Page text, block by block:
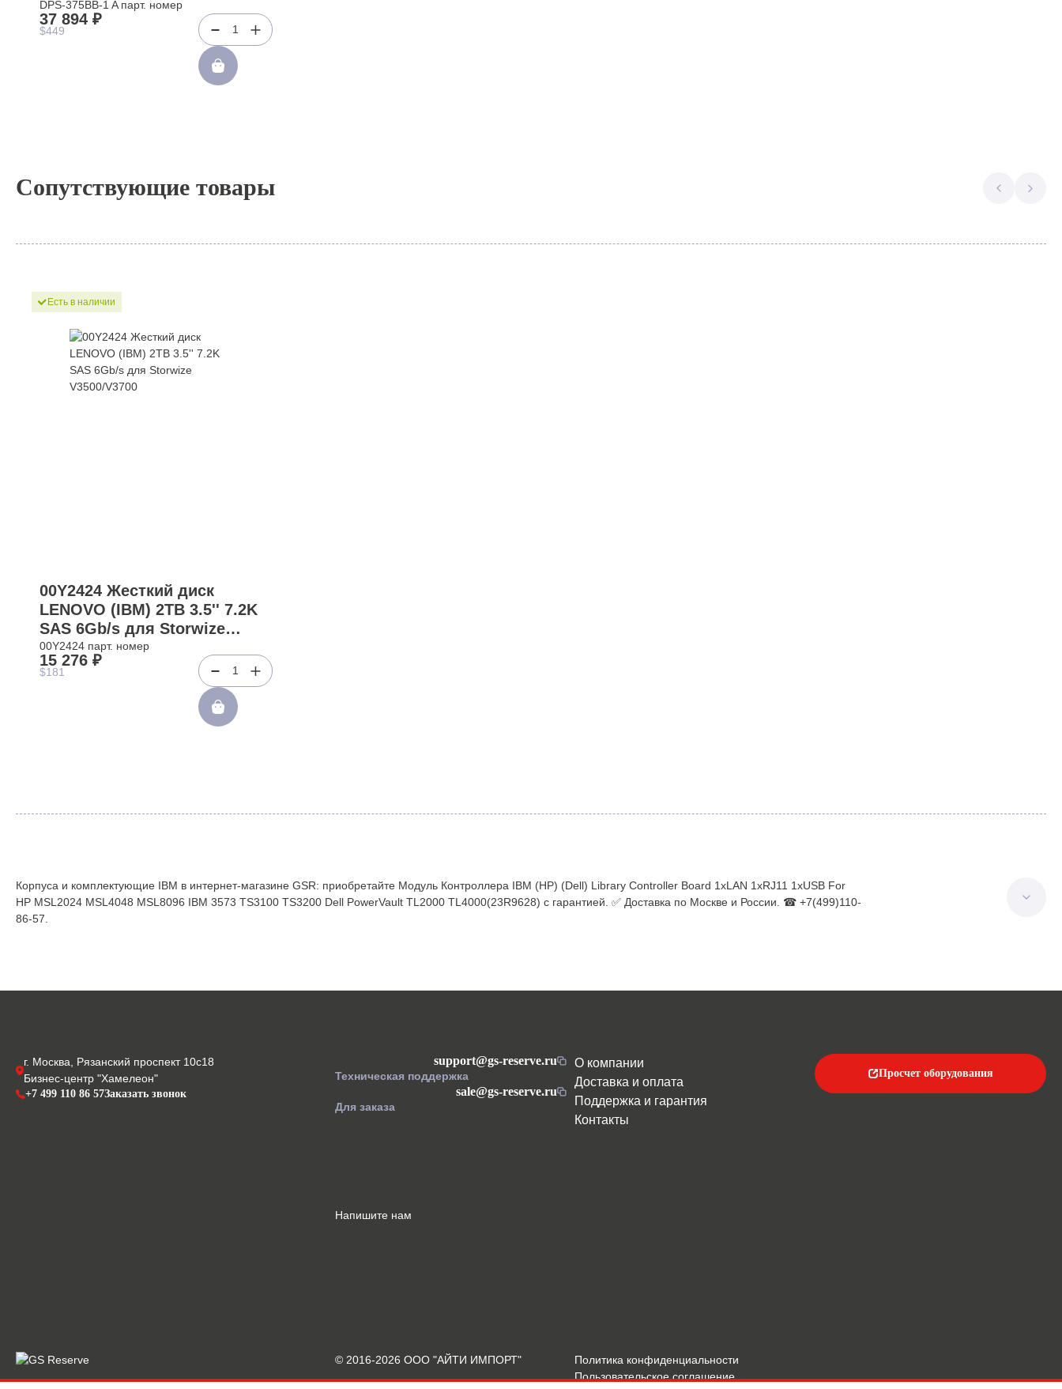
StorageTek 6500 6540(DPS-
375BB-1 A)
DPS-375BB-1 A парт. номер
37 894 ₽
$449 1
Сопутствующие товары
Есть в наличии
00Y2424 Жесткий диск
LENOVO (IBM) 2TB 3.5'' 7.2K
SAS 6Gb/s для Storwize
V3500/V3700
00Y2424 парт. номер
15 276 ₽
$181 1
Корпуса и комплектующие IBM в интернет-магазине GSR: приобретайте Модуль Контроллера IBM (HP) (Dell) Library Controller Board 1xLAN 1xRJ11 1xUSB For
HP MSL2024 MSL4048 MSL8096 IBM 3573 TS3100 TS3200 Dell PowerVault TL2000 TL4000(23R9628) с гарантией. ✅ Доставка по Москве и России. ☎ +7(499)110-
86-57.
г. Москва, Рязанский проспект 10с18
Бизнес-центр "Хамелеон"
+7 499 110 86 57Заказать звонок
support@gs-reserve.ru
Техническая поддержка
sale@gs-reserve.ru
Для заказа
О компании
Доставка и оплата
Поддержка и гарантия
Контакты
Просчет оборудования
Напишите нам
© 2016-2026 ООО "АЙТИ ИМПОРТ"
Политика конфиденциальности
Пользовательское соглашение